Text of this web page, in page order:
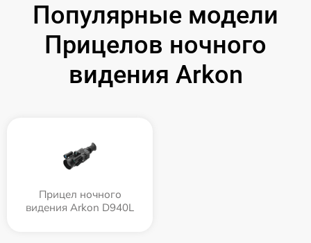
Популярные модели
Прицелов ночного
видения Arkon
Прицел ночного
видения Arkon D940L